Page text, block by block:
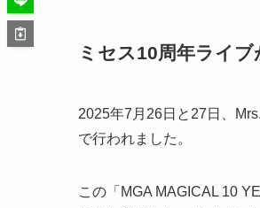
ミセス10周年ライ
2025年7月26日と27日、
で行われました。
この「MGA MAGICAL 10